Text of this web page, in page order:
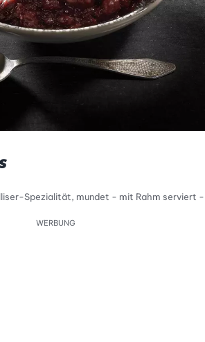
Spezialität, mundet - mit Rahm serviert -
WERBUNG